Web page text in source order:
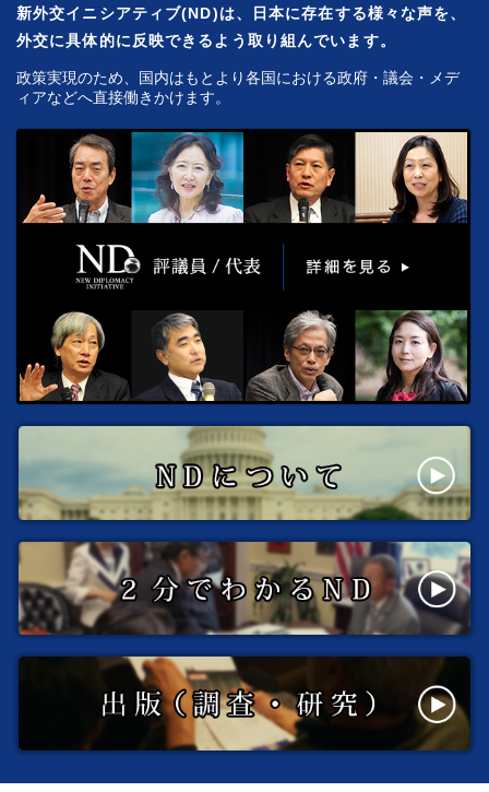
新外交イニシアティブ(ND)は、日本に存在する様々な声を、
外交に具体的に反映できるよう取り組んでいます。
政策実現のため、国内はもとより各国における政府・議会・メデ
ィアなどへ直接働きかけます。